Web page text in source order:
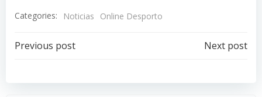
Categories: Noticias Online Desporto
Post
navigation
Previous post
navigation
Next post